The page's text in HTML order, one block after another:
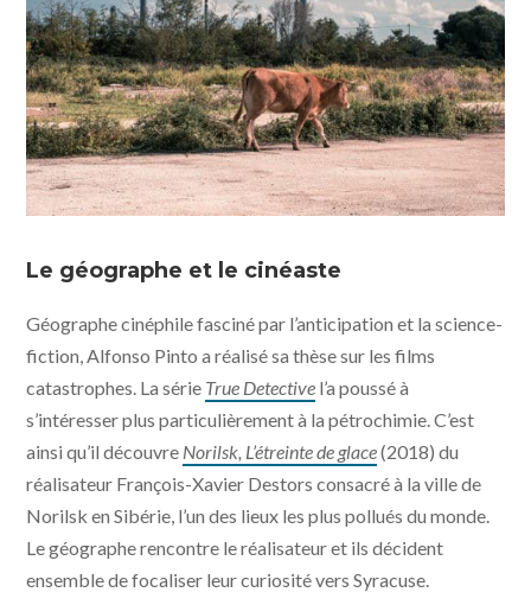
PRODUCTIONS, GINKO FILMS
Le géographe et le cinéaste
Géographe cinéphile fasciné par l’anticipation et la science-
fiction, Alfonso Pinto a réalisé sa thèse sur les films
catastrophes. La série True Detective l’a poussé à
s’intéresser plus particulièrement à la pétrochimie. C’est
ainsi qu’il découvre Norilsk, L’étreinte de glace(2018) du
réalisateur François-Xavier Destors consacré à la ville de
Norilsk en Sibérie, l’un des lieux les plus pollués du monde.
Le géographe rencontre le réalisateur et ils décident
ensemble de focaliser leur curiosité vers Syracuse.